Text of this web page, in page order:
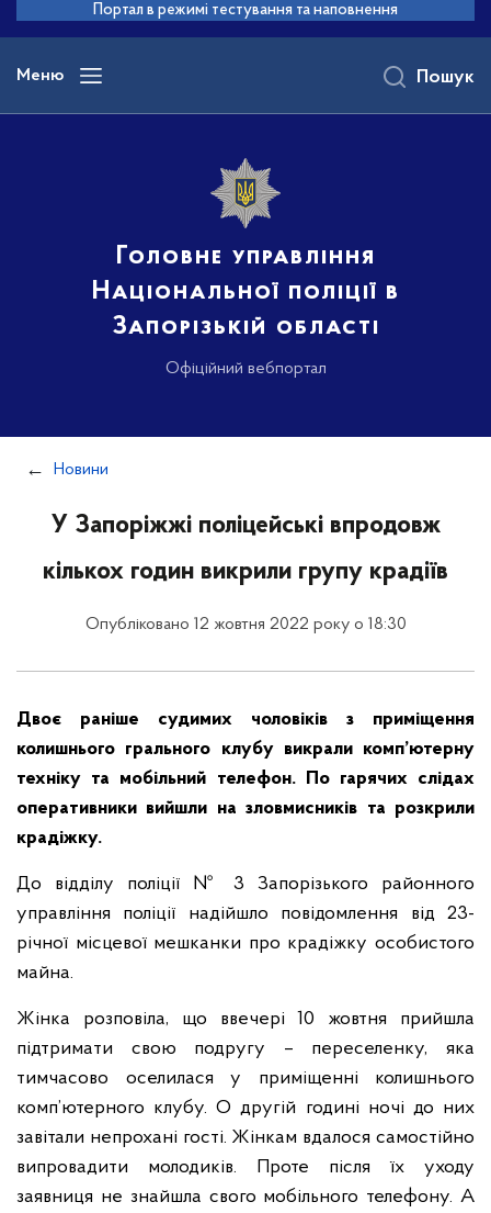
основного
вмісту
Портал в режимі тестування та наповнення
Меню
Головне управління
Національної поліції в
Запорізькій області
Офіційний вебпортал
Пошук
Новини
У Запоріжжі поліцейські впродовж
кількох годин викрили групу крадіїв
Опубліковано 12 жовтня 2022 року о 18:30
Двоє раніше судимих чоловіків з приміщення
колишнього грального клубу викрали комп’ютерну
техніку та мобільний телефон. По гарячих слідах
оперативники вийшли на зловмисників та розкрили
крадіжку.
До відділу поліції № 3 Запорізького районного
управління поліції надійшло повідомлення від 23-
річної місцевої мешканки про крадіжку особистого
майна.
Жінка розповіла, що ввечері 10 жовтня прийшла
підтримати свою подругу – переселенку, яка
тимчасово оселилася у приміщенні колишнього
комп’ютерного клубу. О другій годині ночі до них
завітали непрохані гості. Жінкам вдалося самостійно
випровадити молодиків. Проте після їх уходу
заявниця не знайшла свого мобільного телефону. А